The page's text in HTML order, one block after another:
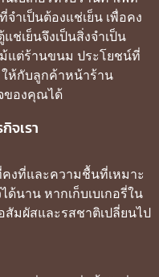
ำเป็นต้องแช่เย็น เพื่อคง
เย็นจึงเป็นสิ่งจำเป็น
แต่ร้านขนม ประโยชน์ที่
ห้กับลูกค้าหน้าร้าน
ของคุณได้
จเรา
คงที่และความชื้นที่เหมาะ
นาน หากเก็บเบเกอรี่ใน
มผัสและรสชาติเปลี่ยนไป